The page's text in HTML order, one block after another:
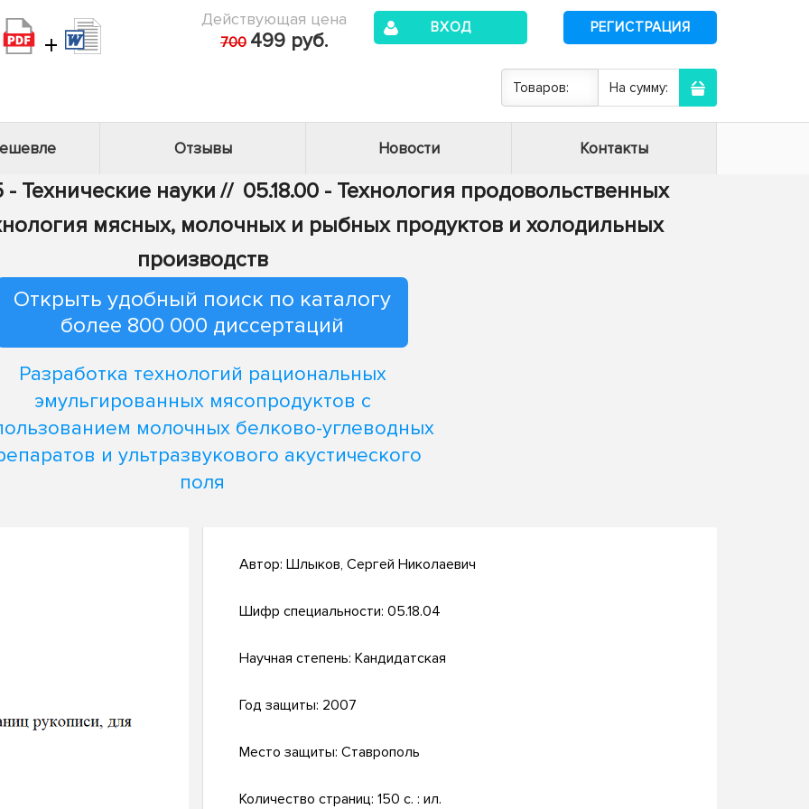
+
Действующая цена
700 499 руб.
ВХОД РЕГИСТРАЦИЯ
Товаров: На сумму:
Отзывы Новости Контакты
- Технические науки // 05.18.00 - Технология продовольственных
мясных, молочных и рыбных продуктов и холодильных
производств
Открыть удобный поиск по каталогу
более 800 000 диссертаций
Разработка технологий рациональных
эмульгированных мясопродуктов с
молочных белково-углеводных
и ультразвукового акустического
поля
Автор: Шлыков, Сергей Николаевич
Шифр специальности: 05.18.04
Научная степень: Кандидатская
Год защиты: 2007
Место защиты: Ставрополь
Количество страниц: 150 с. : ил.